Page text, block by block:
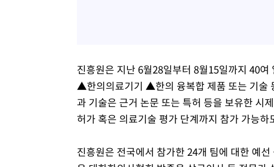
진흥원은 지난 6월28일부터 8월15일까지 40
▲한의의료기기 ▲한의 융복합 제품 또는 기술
과 기술은 근거 논문 또는 특허 등을 보유한 시
허가 혹은 의료기술 평가 단계까지 참가 가능하
진흥원은 전국에서 참가한 24개 팀에 대한 예